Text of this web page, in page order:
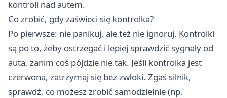
kontroli nad autem.
Co zrobić, gdy zaświeci się kontrolka?
Po pierwsze: nie panikuj, ale też nie ignoruj. Kontrolki
są po to, żeby ostrzegać i lepiej sprawdzić sygnały od
auta, zanim coś pójdzie nie tak. Jeśli kontrolka jest
czerwona, zatrzymaj się bez zwłoki. Zgaś silnik,
sprawdź, co możesz zrobić samodzielnie (np.